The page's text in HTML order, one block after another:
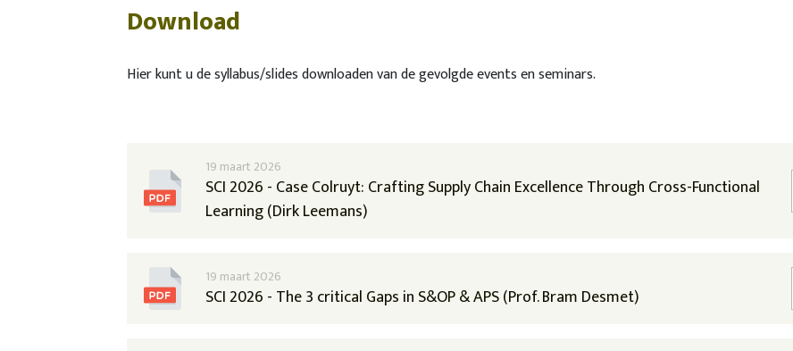
Download
Hier kunt u de syllabus/slides downloaden van de gevolgde events en seminars.
19 maart 2026
SCI 2026 - Case Colruyt: Crafting Supply Chain Excellence Through Cross-Functional
Learning (Dirk Leemans)
19 maart 2026
SCI 2026 - The 3 critical Gaps in S&OP & APS (Prof. Bram Desmet)